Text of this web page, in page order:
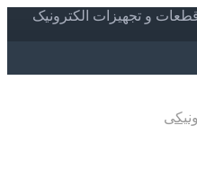
و تجهیزات الکترونیک